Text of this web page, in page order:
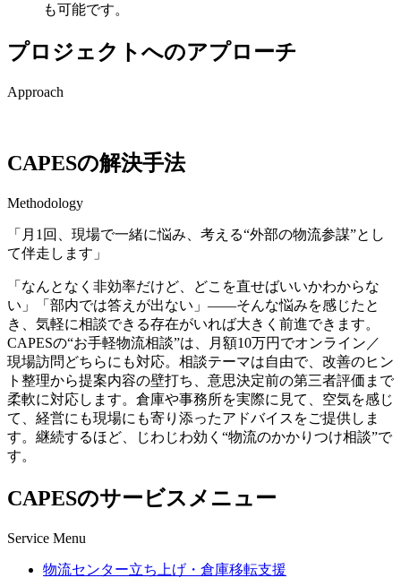
も可能です。
プロジェクトへのアプローチ
Approach
CAPESの解決手法
Methodology
「月1回、現場で一緒に悩み、考える“外部の物流参謀”とし
て伴走します」
「なんとなく非効率だけど、どこを直せばいいかわからな
い」「部内では答えが出ない」——そんな悩みを感じたと
き、気軽に相談できる存在がいれば大きく前進できます。
CAPESの“お手軽物流相談”は、月額10万円でオンライン／
現場訪問どちらにも対応。相談テーマは自由で、改善のヒン
ト整理から提案内容の壁打ち、意思決定前の第三者評価まで
柔軟に対応します。倉庫や事務所を実際に見て、空気を感じ
て、経営にも現場にも寄り添ったアドバイスをご提供しま
す。継続するほど、じわじわ効く“物流のかかりつけ相談”で
す。
CAPESのサービスメニュー
Service Menu
物流センター立ち上げ・倉庫移転支援